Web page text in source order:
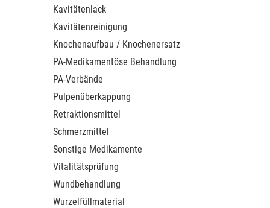
Kavitätenlack
Kavitätenreinigung
Knochenaufbau / Knochenersatz
PA-Medikamentöse Behandlung
PA-Verbände
Pulpenüberkappung
Retraktionsmittel
Schmerzmittel
Sonstige Medikamente
Vitalitätsprüfung
Wundbehandlung
Wurzelfüllmaterial